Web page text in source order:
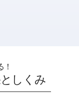
しくみ